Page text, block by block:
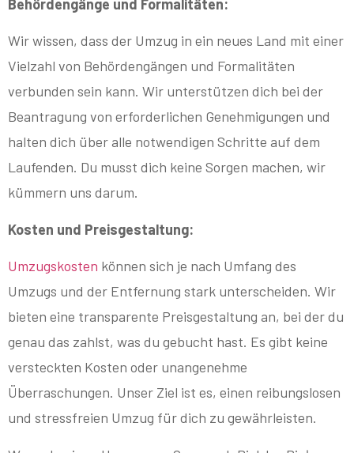
Behördengänge und Formalitäten:
Wir wissen, dass der Umzug in ein neues Land mit einer
Vielzahl von Behördengängen und Formalitäten
verbunden sein kann. Wir unterstützen dich bei der
Beantragung von erforderlichen Genehmigungen und
halten dich über alle notwendigen Schritte auf dem
Laufenden. Du musst dich keine Sorgen machen, wir
kümmern uns darum.
Kosten und Preisgestaltung:
Umzugskosten können sich je nach Umfang des
Umzugs und der Entfernung stark unterscheiden. Wir
bieten eine transparente Preisgestaltung an, bei der du
genau das zahlst, was du gebucht hast. Es gibt keine
versteckten Kosten oder unangenehme
Überraschungen. Unser Ziel ist es, einen reibungslosen
und stressfreien Umzug für dich zu gewährleisten.